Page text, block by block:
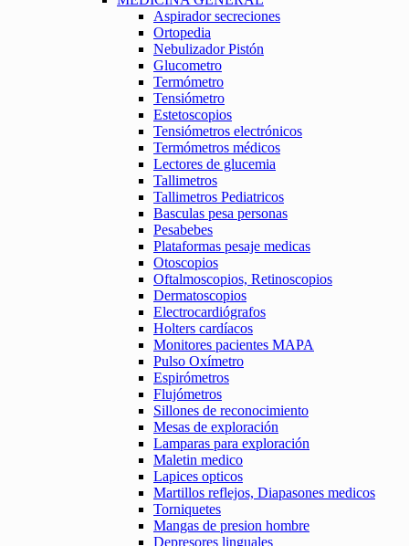
Aspirador secreciones
Ortopedia
Nebulizador Pistón
Glucometro
Termómetro
Tensiómetro
Estetoscopios
Tensiómetros electrónicos
Termómetros médicos
Lectores de glucemia
Tallimetros
Tallimetros Pediatricos
Basculas pesa personas
Pesabebes
Plataformas pesaje medicas
Otoscopios
Oftalmoscopios, Retinoscopios
Dermatoscopios
Electrocardiógrafos
Holters cardíacos
Monitores pacientes MAPA
Pulso Oxímetro
Espirómetros
Flujómetros
Sillones de reconocimiento
Mesas de exploración
Lamparas para exploración
Maletin medico
Lapices opticos
Martillos reflejos, Diapasones medicos
Torniquetes
Mangas de presion hombre
Depresores linguales